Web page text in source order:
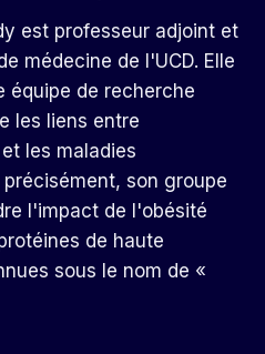
est professeur adjoint et
médecine de l'UCD. Elle
équipe de recherche
les liens entre
et les maladies
son groupe
l'impact de l'obésité
de haute
sous le nom de «